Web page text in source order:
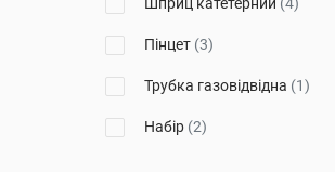
Меріл Ендо Сарджері(3)
Телефлекс Медікал
Dr. Claus Pharma GmbH
Медак(2)
Пінцет (3)
Трубка газовідвідна (1)
Набір (2)